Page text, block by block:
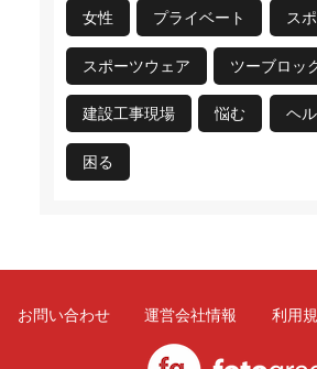
女性 プライベート ス
スポーツウェア ツーブロッ
建設工事現場 悩む ヘ
困る
お問い合わせ 運営会社情報 利用